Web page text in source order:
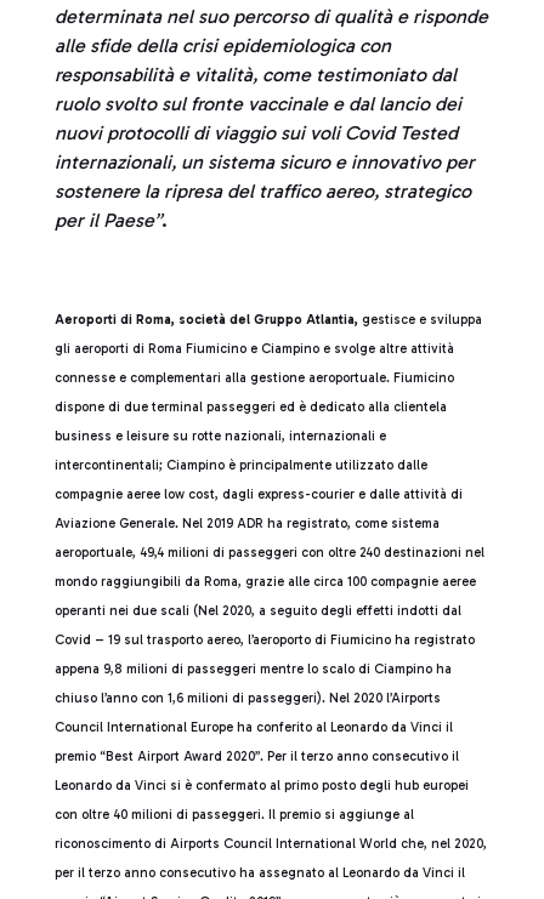
determinata nel suo percorso di qualità e risponde
alle sfide della crisi epidemiologica con
responsabilità e vitalità, come testimoniato dal
ruolo svolto sul fronte vaccinale e dal lancio dei
nuovi protocolli di viaggio sui voli Covid Tested
internazionali, un sistema sicuro e innovativo per
sostenere la ripresa del traffico aereo, strategico
per il Paese”.
Aeroporti di Roma, società del Gruppo Atlantia, gestisce e sviluppa
gli aeroporti di Roma Fiumicino e Ciampino e svolge altre attività
connesse e complementari alla gestione aeroportuale. Fiumicino
dispone di due terminal passeggeri ed è dedicato alla clientela
business e leisure su rotte nazionali, internazionali e
intercontinentali; Ciampino è principalmente utilizzato dalle
compagnie aeree low cost, dagli express-courier e dalle attività di
Aviazione Generale. Nel 2019 ADR ha registrato, come sistema
aeroportuale, 49,4 milioni di passeggeri con oltre 240 destinazioni nel
mondo raggiungibili da Roma, grazie alle circa 100 compagnie aeree
operanti nei due scali (Nel 2020, a seguito degli effetti indotti dal
Covid – 19 sul trasporto aereo, l’aeroporto di Fiumicino ha registrato
appena 9,8 milioni di passeggeri mentre lo scalo di Ciampino ha
chiuso l’anno con 1,6 milioni di passeggeri). Nel 2020 l’Airports
Council International Europe ha conferito al Leonardo da Vinci il
premio “Best Airport Award 2020”. Per il terzo anno consecutivo il
Leonardo da Vinci si è confermato al primo posto degli hub europei
con oltre 40 milioni di passeggeri. Il premio si aggiunge al
riconoscimento di Airports Council International World che, nel 2020,
per il terzo anno consecutivo ha assegnato al Leonardo da Vinci il